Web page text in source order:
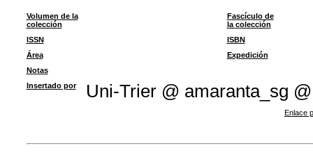
Volumen de la
colección
Fascículo de
la colección
ISSN
ISBN
Área
Expedición
Notas
Insertado por
Uni-Trier @ amaranta_sg @
Enlace